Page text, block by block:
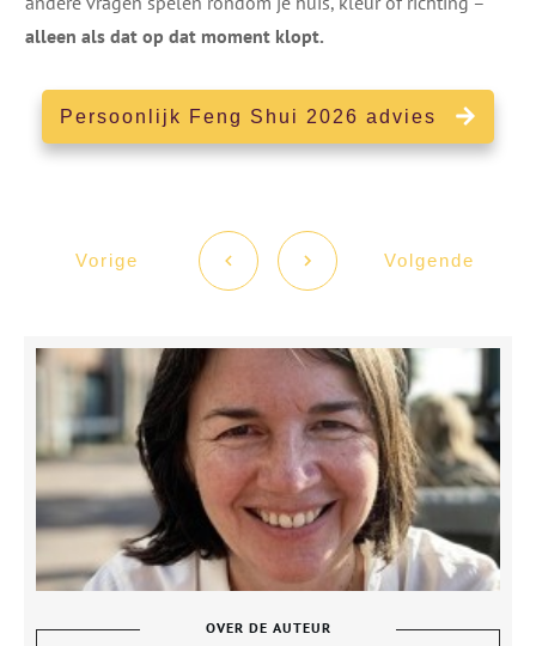
alleen als dat op dat moment klopt.
Persoonlijk Feng Shui 2026 advies
Vorige Volgende
OVER DE AUTEUR